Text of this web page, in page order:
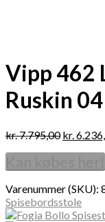
Vipp 462
Ruskin 04
kr.7.795,00 kr.
Varenummer (SKU):
Spisebordsstole